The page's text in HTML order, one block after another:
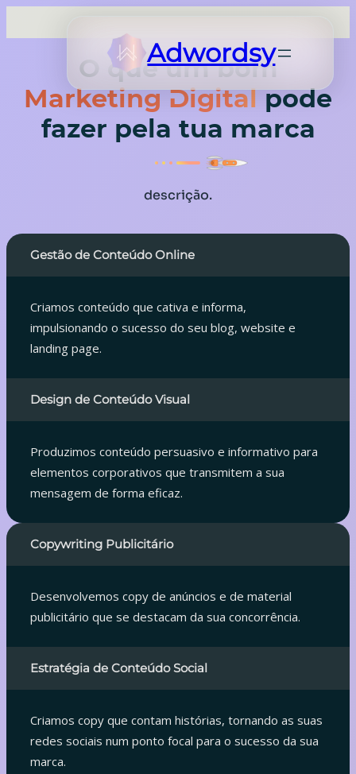
Adwordsy
O que um bom
Marketing Digital
pode
fazer pela tua marca
descrição.
Gestão de Conteúdo Online
Criamos conteúdo que cativa e informa,
impulsionando o sucesso do seu blog, website e
landing page.
Design de Conteúdo Visual
Produzimos conteúdo persuasivo e informativo para
elementos corporativos que transmitem a sua
mensagem de forma eficaz.
Copywriting Publicitário
Desenvolvemos copy de anúncios e de material
publicitário que se destacam da sua concorrência.
Estratégia de Conteúdo Social
Criamos copy que contam histórias, tornando as suas
redes sociais num ponto focal para o sucesso da sua
marca.